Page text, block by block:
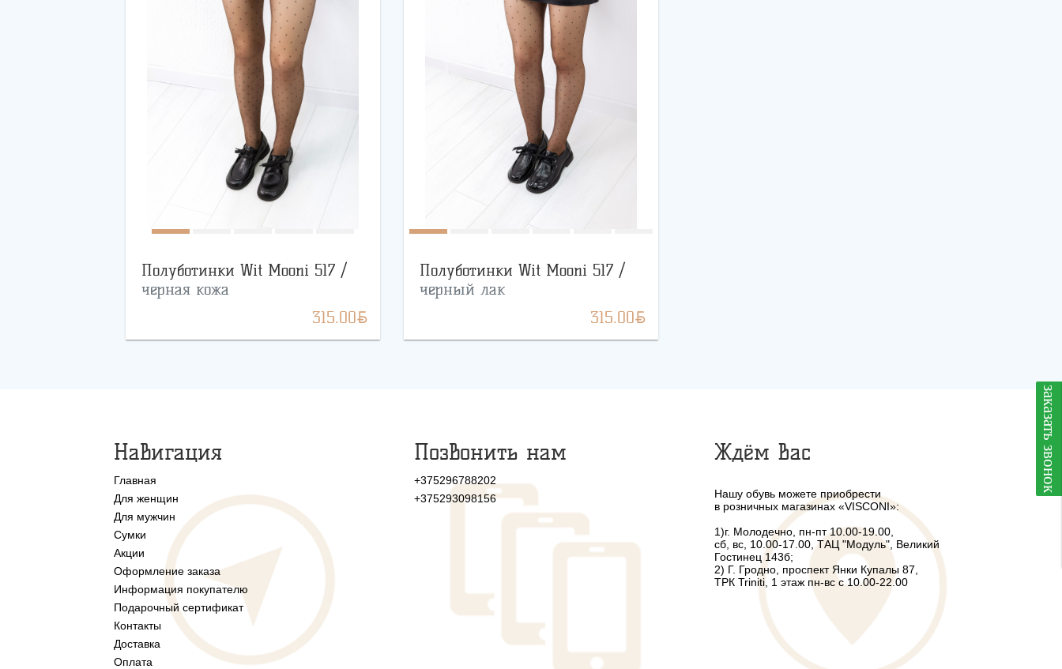
Полуботинки Wit Mooni 517 /
черная кожа
315.00BYN
Полуботинки Wit Mooni 517 /
черный лак
315.00BYN
заказать звонок
Навигация
Главная
Для женщин
Для мужчин
Сумки
Акции
Оформление заказа
Информация покупателю
Подарочный сертификат
Контакты
Доставка
Оплата
Позвонить нам
+375296788202
+375293098156
Ждём Вас
Нашу обувь можете приобрести
в розничных магазинах «VISCONI»:
1)г. Молодечно, пн-пт 10.00-19.00,
сб, вс, 10.00-17.00, ТАЦ "Модуль", Великий
Гостинец 143б;
2) Г. Гродно, проспект Янки Купалы 87,
ТРК Triniti, 1 этаж пн-вс с 10.00-22.00